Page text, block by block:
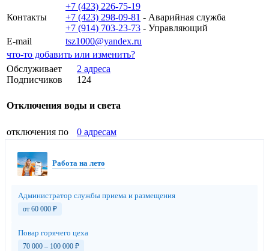
Контакты
+7 (423) 226-75-19
+7 (423) 298-09-81 - Аварийная служба
+7 (914) 703-23-73 - Управляющий
E-mail
tsz1000@yandex.ru
что-то добавить или изменить?
Обслуживает
Подписчиков
2 адреса
124
Отключения воды и света
отключения по 0 адресам
Работа на лето
Администратор службы приема и размещения
от 60 000 ₽
Повар горячего цеха
70 000 – 100 000 ₽